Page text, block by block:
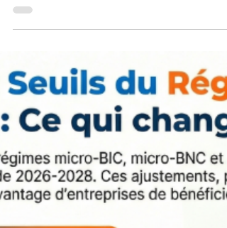
des revenus déclarés. Pour le déterminer,
dividendes, certaines plus-values, etc. ;
Toutefois, un certain nombre de revenus
exonérés ou bénéficiant d’un abattement
ne sont pas pris en compte.